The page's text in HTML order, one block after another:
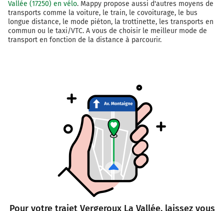
Prendre à droite la voie et continuer sur 350 mètres
14,4 km
Prendre à droite Rue des Métairies et continuer sur 1,1
Prendre à gauche Rue René Bitaud et continuer sur 150
18,0 km
Prendre à droite Rue de l'Église et continuer sur 130
mètres
18,2 km
Vallée (17250) en vélo. Mappy propose aussi d'autres moyens de
transports comme la voiture, le train, le covoiturage, le bus
longue distance, le mode piéton, la trottinette, les transports en
commun ou le taxi/VTC. A vous de choisir le meilleur mode de
transport en fonction de la distance à parcourir.
Pour votre trajet Vergeroux La Vallée, laissez vous